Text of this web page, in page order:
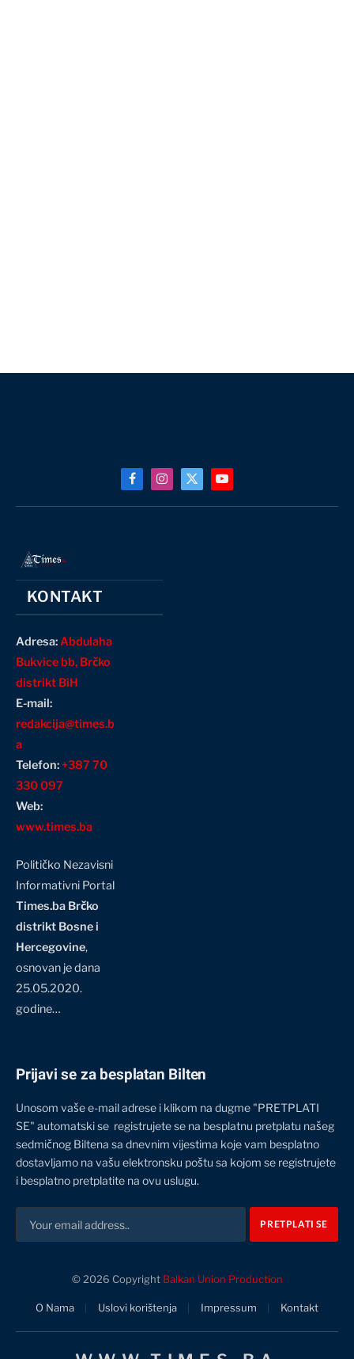
FacebookInstagram
X
YouTube
KONTAKT
Adresa:Abdulaha
Bukvice bb, Brčko
distrikt BiH
E-mail:
redakcija@times.b
a
Telefon:+387 70
330 097
Web:
www.times.ba
Političko Nezavisni
Informativni Portal
Times.ba Brčko
distrikt Bosne i
Hercegovine,
osnovan je dana
25.05.2020.
godine…
Prijavi se za besplatan Bilten
Unosom vaše e-mail adrese i klikom na dugme "PRETPLATI
SE" automatski se registrujete se na besplatnu pretplatu našeg
sedmičnog Biltena sa dnevnim vijestima koje vam besplatno
dostavljamo na vašu elektronsku poštu sa kojom se registrujete
i besplatno pretplatite na ovu uslugu.
© 2026 Copyright Balkan Union Production
O Nama Uslovi korištenja Impressum Kontakt